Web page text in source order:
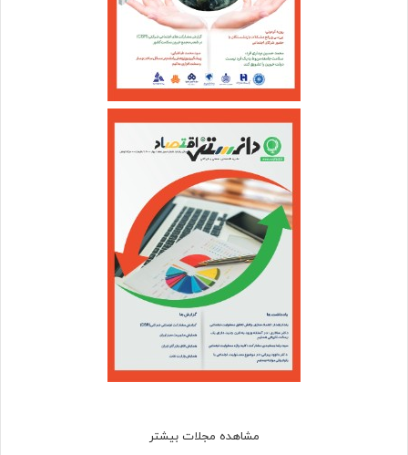
مشاهده مجلات بیشتر